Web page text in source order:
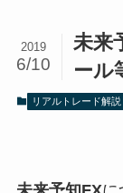
未来
ール
2019
6/10
リアルトレード解説